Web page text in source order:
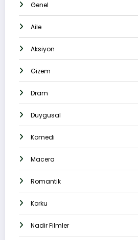
Genel
Aile
Aksiyon
Gizem
Dram
Duygusal
Komedi
Macera
Romantik
Korku
Nadir Filmler